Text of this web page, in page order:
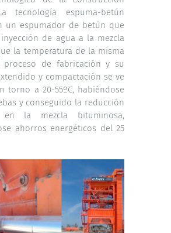
tecnología espuma-betún
un espumador de betún que
de agua a la mezcla
la temperatura de la misma
proceso de fabricación y su
y compactación se ve
torno a 20-55ºC, habiéndose
y conseguido la reducción
la mezcla bituminosa,
ahorros energéticos del 25